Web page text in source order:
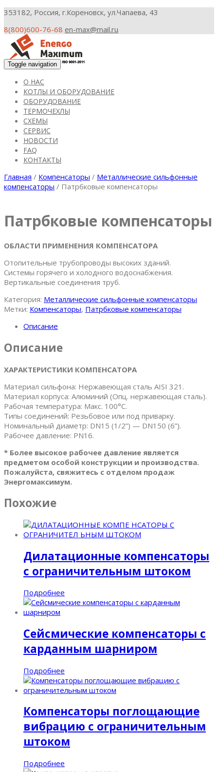
353182, Россия, г.Кореновск, ул.Чапаева, 43
8(800)600-76-68 en-max@mail.ru
Toggle navigation
О НАС
КОТЛЫ И ОБОРУДОВАНИЕ
ОБОРУДОВАНИЕ
ТЕРМОЧЕХЛЫ
СХЕМЫ
СЕРВИС
НОВОСТИ
FAQ
КОНТАКТЫ
Главная / Компенсаторы / Металлические сильфонные
компенсаторы / Патрбковые компенсаторы
Патрбковые компенсаторы
ОБЛАСТИ ПРИМЕНЕНИЯ КОМПЕНСАТОРА
Отопительные трубопроводы высоких зданий.
Системы горячего и холодного водоснабжения.
Вертикальные соединения труб.
Категория: Металлические сильфонные компенсаторы
Метки: Компенсаторы, Патрбковые компенсаторы
Описание
Описание
ХАРАКТЕРИСТИКИ КОМПЕНСАТОРА
Материал сильфона: Нержавеющая сталь AISI 321.
Материал корпуса: Алюминий (Опц. нержавеющая сталь).
Рабочая температура: Макс. 100°C.
Типы соединений: Резьбовое или под приварку.
Номинальный диаметр: DN15 (1/2”) — DN150 (6”).
Рабочее давление: PN16.
* Более высокое рабочее давление является
предметом особой конструкции и производства.
Пожалуйста, свяжитесь с отделом продаж
Энергомаксимум.
Похожие
Дилатационные компенсаторы
с ограничительным штоком
Подробнее
Cейсмические компенсаторы с
карданным шарниром
Подробнее
Компенсаторы поглощающие
вибрацию с ограничительным
штоком
Подробнее